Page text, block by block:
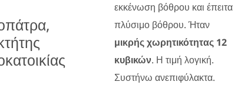
εκκένωση βόθρου και έπειτα
πλύσιμο βόθρου. Ήταν
μικρής χωρητικότητας 12
κυβικών. Η τιμή λογική.
Συστήνω ανεπιφύλακτα.